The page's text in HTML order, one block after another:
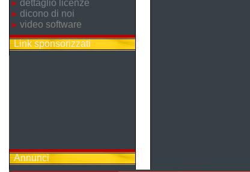
dettaglio licenze
dicono di noi
video software
Link sponsorizzati
Annunci